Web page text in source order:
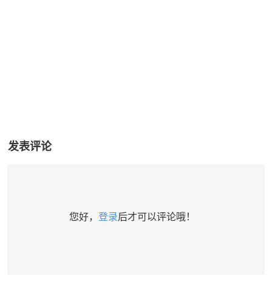
发表评论
您好， 登录后才可以评论哦！